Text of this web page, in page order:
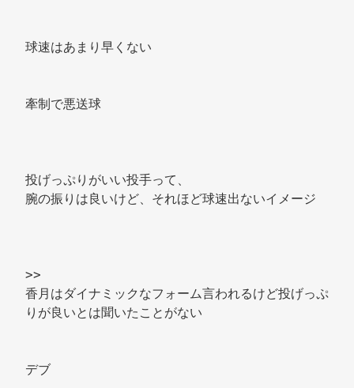
球速はあまり早くない
牽制で悪送球
投げっぷりがいい投手って、
腕の振りは良いけど、それほど球速出ないイメージ
>>
香月はダイナミックなフォーム言われるけど投げっぷ
りが良いとは聞いたことがない
デブ